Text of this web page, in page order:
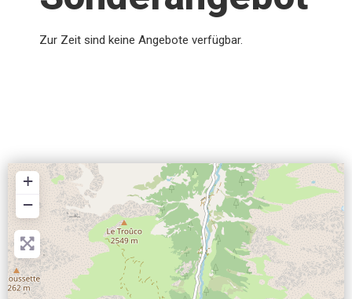
Zur Zeit sind keine Angebote verfügbar.
+
−